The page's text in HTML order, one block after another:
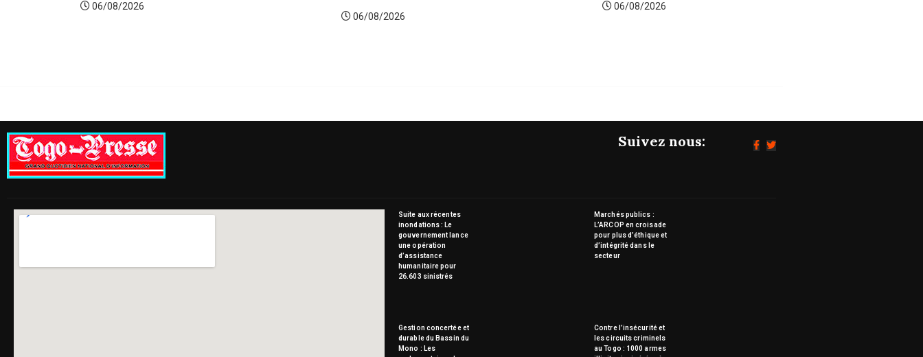
06/08/2026
06/08/2026
06/08/2026
Suivez nous:
Suite aux récentes
inondations : Le
gouvernement lance
une opération
d’assistance
humanitaire pour
26.603 sinistrés
Marchés publics :
L’ARCOP en croisade
pour plus d’éthique et
d’intégrité dans le
secteur
Gestion concertée et
durable du Bassin du
Mono : Les
Contre l’insécurité et
les circuits criminels
au Togo : 1000 armes